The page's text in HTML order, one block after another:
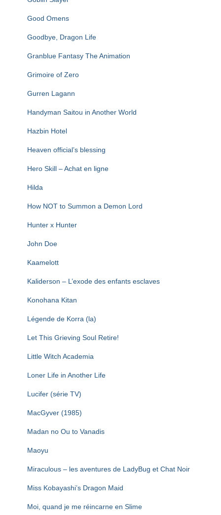
Good Omens
Goodbye, Dragon Life
Granblue Fantasy The Animation
Grimoire of Zero
Gurren Lagann
Handyman Saitou in Another World
Hazbin Hotel
Heaven official’s blessing
Hero Skill – Achat en ligne
Hilda
How NOT to Summon a Demon Lord
Hunter x Hunter
John Doe
Kaamelott
Kaliderson – L’exode des enfants esclaves
Konohana Kitan
Légende de Korra (la)
Let This Grieving Soul Retire!
Little Witch Academia
Loner Life in Another Life
Lucifer (série TV)
MacGyver (1985)
Madan no Ou to Vanadis
Maoyu
Miraculous – les aventures de LadyBug et Chat Noir
Miss Kobayashi’s Dragon Maid
Moi, quand je me réincarne en Slime